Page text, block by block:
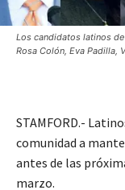
Los candidatos latinos
Rosa Colón, Eva Padilla,
STAMFORD.-
comunidad a
antes de las
marzo.